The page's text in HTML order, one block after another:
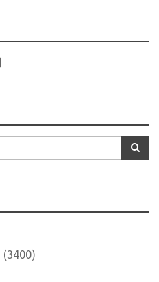
(3400)